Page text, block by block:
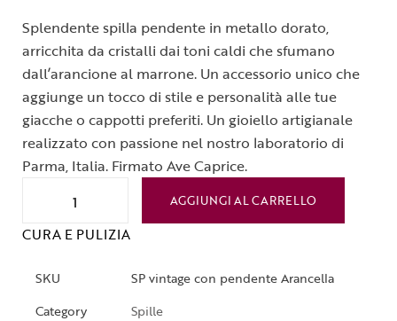
Splendente spilla pendente in metallo dorato,
arricchita da cristalli dai toni caldi che sfumano
dall’arancione al marrone. Un accessorio unico che
aggiunge un tocco di stile e personalità alle tue
giacche o cappotti preferiti. Un gioiello artigianale
realizzato con passione nel nostro laboratorio di
Parma, Italia. Firmato Ave Caprice.
AGGIUNGI AL CARRELLO
CURA E PULIZIA
SKU
SP vintage con pendente Arancella
Category
Spille